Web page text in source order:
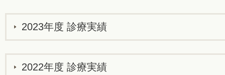
2023年度 診療実績
2022年度 診療実績